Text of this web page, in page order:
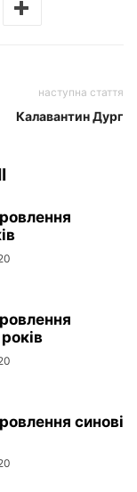
наступна стаття
Калавантин Дург
синові